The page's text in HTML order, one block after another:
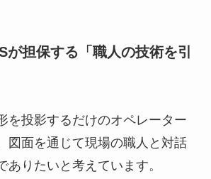
が担保する「職人の技術を引
を投影するだけのオペレーター
図面を通じて現場の職人と対話
ありたいと考えています。